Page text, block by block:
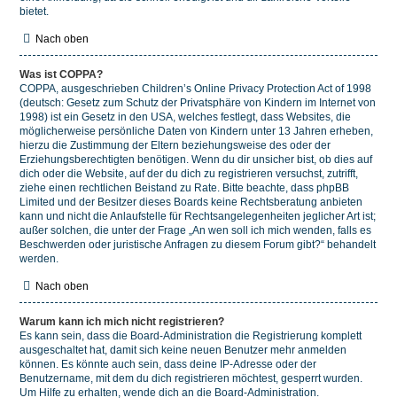
bietet.
Nach oben
Was ist COPPA?
COPPA, ausgeschrieben Children’s Online Privacy Protection Act of 1998
(deutsch: Gesetz zum Schutz der Privatsphäre von Kindern im Internet von
1998) ist ein Gesetz in den USA, welches festlegt, dass Websites, die
möglicherweise persönliche Daten von Kindern unter 13 Jahren erheben,
hierzu die Zustimmung der Eltern beziehungsweise des oder der
Erziehungsberechtigten benötigen. Wenn du dir unsicher bist, ob dies auf
dich oder die Website, auf der du dich zu registrieren versuchst, zutrifft,
ziehe einen rechtlichen Beistand zu Rate. Bitte beachte, dass phpBB
Limited und der Besitzer dieses Boards keine Rechtsberatung anbieten
kann und nicht die Anlaufstelle für Rechtsangelegenheiten jeglicher Art ist;
außer solchen, die unter der Frage „An wen soll ich mich wenden, falls es
Beschwerden oder juristische Anfragen zu diesem Forum gibt?“ behandelt
werden.
Nach oben
Warum kann ich mich nicht registrieren?
Es kann sein, dass die Board-Administration die Registrierung komplett
ausgeschaltet hat, damit sich keine neuen Benutzer mehr anmelden
können. Es könnte auch sein, dass deine IP-Adresse oder der
Benutzername, mit dem du dich registrieren möchtest, gesperrt wurden.
Um Hilfe zu erhalten, wende dich an die Board-Administration.